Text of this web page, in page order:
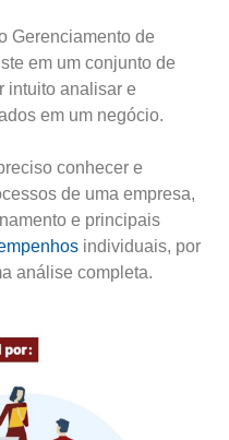
Gerenciamento de
em um conjunto de
intuito analisar e
em um negócio.
conhecer e
de uma empresa,
e principais
individuais, por
análise completa.